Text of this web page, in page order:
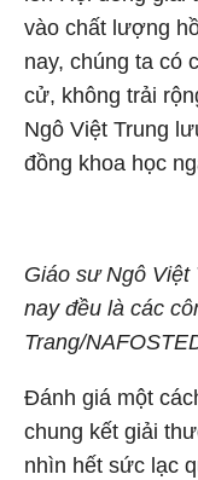
vào chất lượng
nay, chúng ta có
cử, không trải
Ngô Việt Trung
đồng khoa học
Giáo sư Ngô Việt
nay đều là các
Trang/
Đánh giá một
chung kết giải
nhìn hết sức lạc